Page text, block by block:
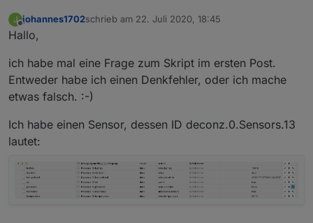
J
Offline
johannes1702schrieb am 22. Juli 2020, 18:45
zuletzt editiert von
Hallo,
ich habe mal eine Frage zum Skript im ersten Post.
Entweder habe ich einen Denkfehler, oder ich mache
etwas falsch. :-)
Ich habe einen Sensor, dessen ID deconz.0.Sensors.13
lautet: